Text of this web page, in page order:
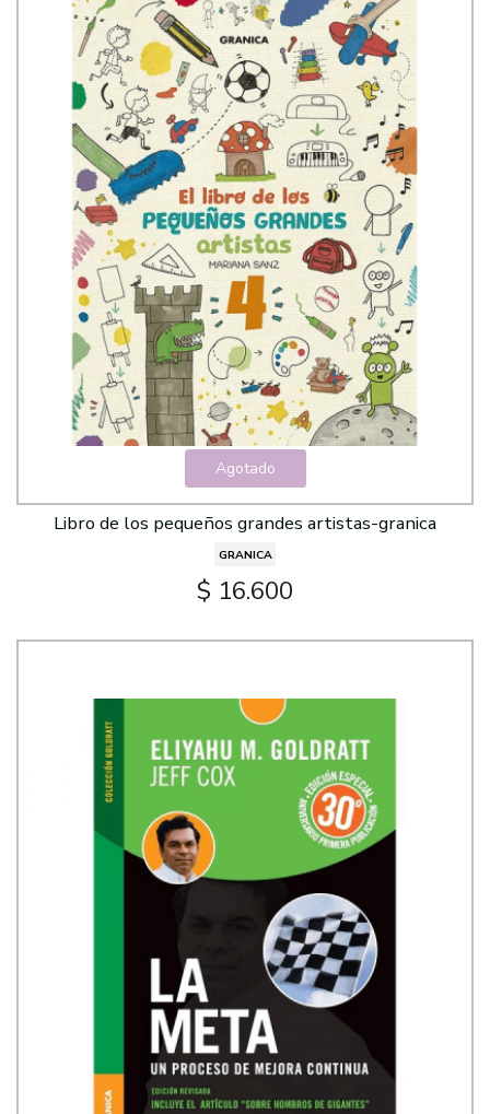
Agotado
Libro de los pequeños grandes artistas-granica
GRANICA
$ 16.600